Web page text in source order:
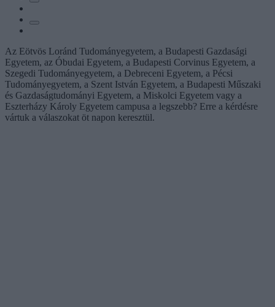
Az Eötvös Loránd Tudományegyetem, a Budapesti Gazdasági
Egyetem, az Óbudai Egyetem, a Budapesti Corvinus Egyetem, a
Szegedi Tudományegyetem, a Debreceni Egyetem, a Pécsi
Tudományegyetem, a Szent István Egyetem, a Budapesti Műszaki
és Gazdaságtudományi Egyetem, a Miskolci Egyetem vagy a
Eszterházy Károly Egyetem campusa a legszebb? Erre a kérdésre
vártuk a válaszokat öt napon keresztül.